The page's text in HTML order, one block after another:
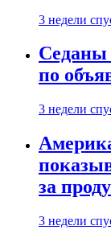
3 недели
Седаны
по
3 недели
за
3 недели